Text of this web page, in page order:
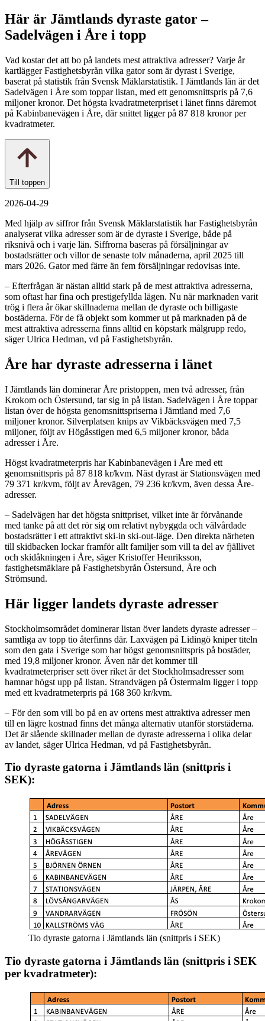
Här är Jämtlands dyraste gator –
Sadelvägen i Åre i topp
Vad kostar det att bo på landets mest attraktiva adresser? Varje år
kartlägger Fastighetsbyrån vilka gator som är dyrast i Sverige,
baserat på statistik från Svensk Mäklarstatistik. I Jämtlands län är det
Sadelvägen i Åre som toppar listan, med ett genomsnittspris på 7,6
miljoner kronor. Det högsta kvadratmeterpriset i länet finns däremot
på Kabinbanevägen i Åre, där snittet ligger på 87 818 kronor per
kvadratmeter.
Till toppen
2026-04-29
Med hjälp av siffror från Svensk Mäklarstatistik har Fastighetsbyrån
analyserat vilka adresser som är de dyraste i Sverige, både på
riksnivå och i varje län. Siffrorna baseras på försäljningar av
bostadsrätter och villor de senaste tolv månaderna, april 2025 till
mars 2026. Gator med färre än fem försäljningar redovisas inte.
– Efterfrågan är nästan alltid stark på de mest attraktiva adresserna,
som oftast har fina och prestigefyllda lägen. Nu när marknaden varit
trög i flera år ökar skillnaderna mellan de dyraste och billigaste
bostäderna. För de få objekt som kommer ut på marknaden på de
mest attraktiva adresserna finns alltid en köpstark målgrupp redo,
säger Ulrica Hedman, vd på Fastighetsbyrån.
Åre har dyraste adresserna i länet
I Jämtlands län dominerar Åre pristoppen, men två adresser, från
Krokom och Östersund, tar sig in på listan. Sadelvägen i Åre toppar
listan över de högsta genomsnittspriserna i Jämtland med 7,6
miljoner kronor. Silverplatsen knips av Vikbäcksvägen med 7,5
miljoner, följt av Högåsstigen med 6,5 miljoner kronor, båda
adresser i Åre.
Högst kvadratmeterpris har Kabinbanevägen i Åre med ett
genomsnittspris på 87 818 kr/kvm. Näst dyrast är Stationsvägen med
79 371 kr/kvm, följt av Årevägen, 79 236 kr/kvm, även dessa Åre-
adresser.
– Sadelvägen har det högsta snittpriset, vilket inte är förvånande
med tanke på att det rör sig om relativt nybyggda och välvårdade
bostadsrätter i ett attraktivt ski-in ski-out-läge. Den direkta närheten
till skidbacken lockar framför allt familjer som vill ta del av fjällivet
och skidåkningen i Åre, säger Kristoffer Henriksson,
fastighetsmäklare på Fastighetsbyrån Östersund, Åre och
Strömsund.
Här ligger landets dyraste adresser
Stockholmsområdet dominerar listan över landets dyraste adresser –
samtliga av topp tio återfinns där. Laxvägen på Lidingö kniper titeln
som den gata i Sverige som har högst genomsnittspris på bostäder,
med 19,8 miljoner kronor. Även när det kommer till
kvadratmeterpriser sett över riket är det Stockholmsadresser som
hamnar högst upp på listan. Strandvägen på Östermalm ligger i topp
med ett kvadratmeterpris på 168 360 kr/kvm.
– För den som vill bo på en av ortens mest attraktiva adresser men
till en lägre kostnad finns det många alternativ utanför storstäderna.
Det är slående skillnader mellan de dyraste adresserna i olika delar
av landet, säger Ulrica Hedman, vd på Fastighetsbyrån.
Tio dyraste gatorna i Jämtlands län (snittpris i
SEK):
Tio dyraste gatorna i Jämtlands län (snittpris i SEK)
Tio dyraste gatorna i Jämtlands län (snittpris i SEK
per kvadratmeter):